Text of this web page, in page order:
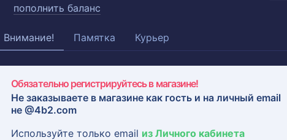
пополнить баланс
Внимание! Памятка Курьер
Обязательно регистрируйтесь в магазине!
Не заказываете в магазине как гость и наличный email
не @4b2.com
Используйте только email из Личного кабинета